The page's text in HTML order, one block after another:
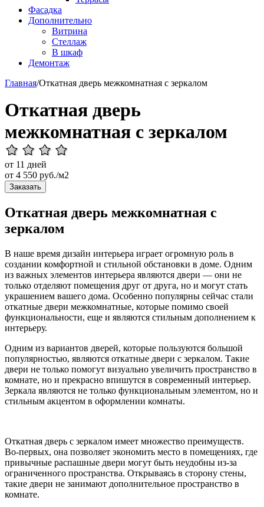
Фасадка
Дополнительно
Витрина
Стеллаж
В шкаф
Демонтаж
Главная/Откатная дверь межкомнатная с зеркалом
Откатная дверь
межкомнатная с зеркалом
от 11 дней
от 4 550 руб./м2
Заказать
Откатная дверь межкомнатная с
зеркалом
В наше время дизайн интерьера играет огромную роль в
создании комфортной и стильной обстановки в доме. Одним
из важных элементов интерьера являются двери — они не
только отделяют помещения друг от друга, но и могут стать
украшением вашего дома. Особенно популярны сейчас стали
откатные двери межкомнатные, которые помимо своей
функциональности, еще и являются стильным дополнением к
интерьеру.
Одним из вариантов дверей, которые пользуются большой
популярностью, являются откатные двери с зеркалом. Такие
двери не только помогут визуально увеличить пространство в
комнате, но и прекрасно впишутся в современный интерьер.
Зеркала являются не только функциональным элементом, но и
стильным акцентом в оформлении комнаты.
Откатная дверь с зеркалом имеет множество преимуществ.
Во-первых, она позволяет экономить место в помещениях, где
привычные распашные двери могут быть неудобны из-за
ограниченного пространства. Открываясь в сторону стены,
такие двери не занимают дополнительное пространство в
комнате.